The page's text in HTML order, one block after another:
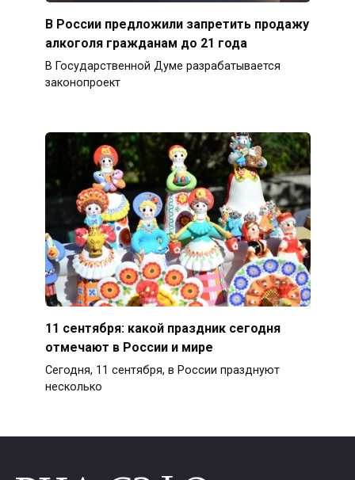
В России предложили запретить продажу
алкоголя гражданам до 21 года
В Государственной Думе разрабатывается
законопроект
11 сентября: какой праздник сегодня
отмечают в России и мире
Сегодня, 11 сентября, в России празднуют
несколько